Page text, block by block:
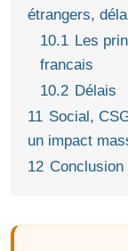
étrangers,
10.1 Les
francais
10.2 Délais
11 Social,
un impact
12